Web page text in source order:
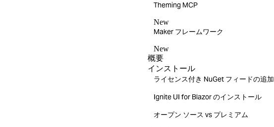
Theming MCP
New
Maker フレームワーク
New
概要
インストール
ライセンス付き NuGet フィードの追加
Ignite UI for Blazor のインストール
オープン ソース vs プレミアム